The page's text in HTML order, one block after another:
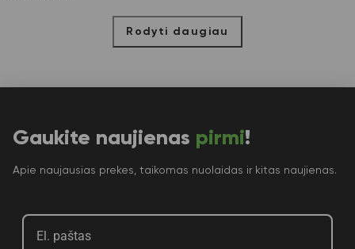
Rodyti daugiau
Gaukite naujienas pirmi!
Apie naujausias prekes, taikomas nuolaidas ir kitas naujienas.